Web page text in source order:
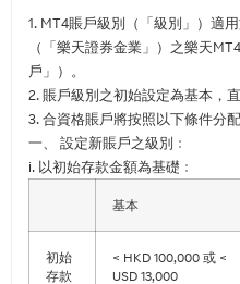
1. MT4賬戶級別（「級別」）適
（「樂天證券金業」）之樂天
戶」）。
2. 賬戶級別之初始設定為基本，
3. 合資格賬戶將按照以下條件分
一、 設定新賬戶之級別﹕
i. 以初始存款金額為基礎﹕
基本
初始
存款
< HKD 100,000 或 <
USD 13,000